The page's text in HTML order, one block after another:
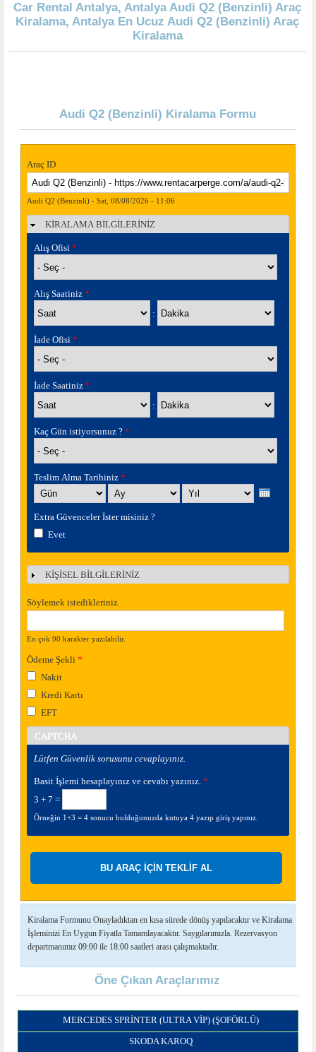
Car Rental Antalya, Antalya Audi Q2 (Benzinli) Araç
Kiralama, Antalya En Ucuz Audi Q2 (Benzinli) Araç
Kiralama
Audi Q2 (Benzinli) Kiralama Formu
Araç ID
Audi Q2 (Benzinli) - Sat, 08/08/2026 - 11:06
Gizle
KİRALAMA BİLGİLERİNİZ
Alış Ofisi *
Alış Saatiniz *
:
İade Ofisi *
İade Saatiniz *
:
Kaç Gün istiyorsunuz ? *
Teslim Alma Tarihiniz *
Gün
Ay Yıl
Extra Güvenceler İster misiniz ?
Evet
Göster
KİŞİSEL BİLGİLERİNİZ
Söylemek istedikleriniz
En çok 90 karakter yazılabilir.
Ödeme Şekli *
Nakit
Kredi Kartı
EFT
CAPTCHA
Lütfen Güvenlik sorusunu cevaplayınız.
Basit İşlemi hesaplayınız ve cevabı yazınız. *
3 + 7 =
Örneğin 1+3 = 4 sonucu bulduğunuzda kutuya 4 yazıp giriş yapınız.
Kiralama Formunu Onayladıktan en kısa sürede dönüş yapılacaktır ve Kiralama
İşleminizi En Uygun Fiyatla Tamamlayacaktır. Saygılarımızla. Rezervasyon
departmanımız 09:00 ile 18:00 saatleri arası çalışmaktadır.
Öne Çıkan Araçlarımız
MERCEDES SPRINTER (ULTRA VIP) (ŞOFÖRLÜ)
SKODA KAROQ